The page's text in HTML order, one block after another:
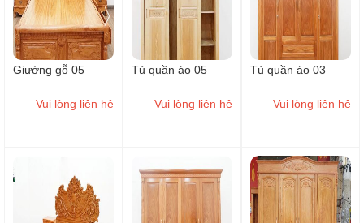
Giường gỗ 05
Vui lòng liên hệ
Tủ quần áo 05
Vui lòng liên hệ
Tủ quần áo 03
Vui lòng liên hệ